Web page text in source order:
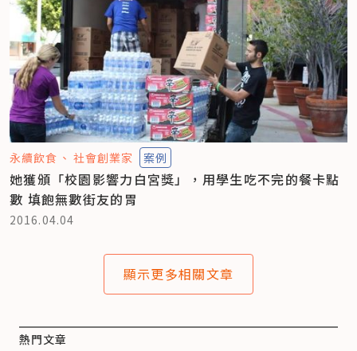
永續飲食 社會創業家 案例
她獲頒「校園影響力白宮獎」，用學生吃不完的餐卡點
數 填飽無數街友的胃
2016.04.04
顯示更多相關文章
熱門文章